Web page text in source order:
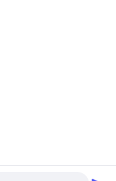
Ltd.. . Todos los derechos